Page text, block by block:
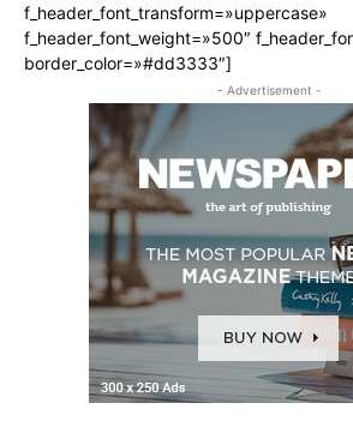
f_header_font_transform=»uppercase»
f_header_font_weight=»500″
border_color=»#dd3333″]
- Advertisement -